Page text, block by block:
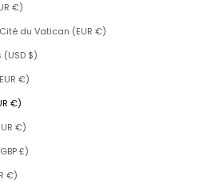
€)
du Vatican (EUR €)
$)
€)
€)
€)
£)
€)